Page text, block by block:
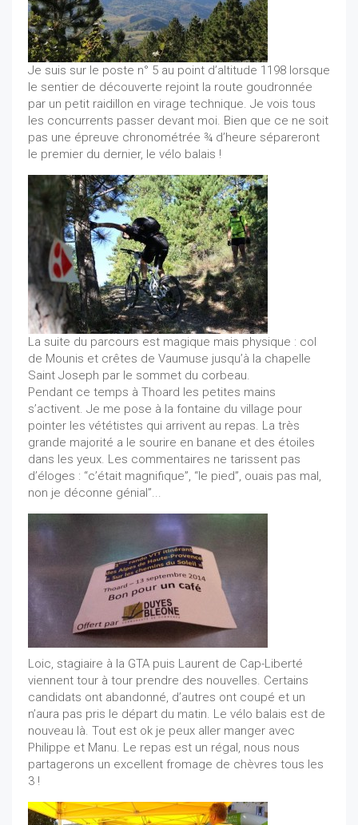
Je suis sur le poste n° 5 au point d’altitude 1198 lorsque
le sentier de découverte rejoint la route goudronnée
par un petit raidillon en virage technique. Je vois tous
les concurrents passer devant moi. Bien que ce ne soit
pas une épreuve chronométrée ¾ d’heure sépareront
le premier du dernier, le vélo balais !
La suite du parcours est magique mais physique : col
de Mounis et crêtes de Vaumuse jusqu’à la chapelle
Saint Joseph par le sommet du corbeau.
Pendant ce temps à Thoard les petites mains
s’activent. Je me pose à la fontaine du village pour
pointer les vététistes qui arrivent au repas. La très
grande majorité a le sourire en banane et des étoiles
dans les yeux. Les commentaires ne tarissent pas
d’éloges : “c’était magnifique”, “le pied”, ouais pas mal,
non je déconne génial”...
Loic, stagiaire à la GTA puis Laurent de Cap-Liberté
viennent tour à tour prendre des nouvelles. Certains
candidats ont abandonné, d’autres ont coupé et un
n’aura pas pris le départ du matin. Le vélo balais est de
nouveau là. Tout est ok je peux aller manger avec
Philippe et Manu. Le repas est un régal, nous nous
partagerons un excellent fromage de chèvres tous les
3 !